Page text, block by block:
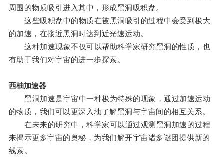
周围的物质吸引进入其中，形成黑洞吸积盘。
这些吸积盘中的物质在被黑洞吸引的过程中会受到极大
的加速，在接近黑洞时达到近光速运动。
这种加速现象不仅可以帮助科学家研究黑洞的性质，也
有助于我们对宇宙的进一步探索。
西柚加速器
黑洞加速是宇宙中一种极为特殊的现象，通过加速运动
的物质，我们可以更深入地了解黑洞与宇宙间的相互关系。
在未来的研究中，科学家可以通过观测黑洞加速的过程
来揭示更多宇宙的奥秘，为我们解开宇宙诸多谜团提供新的
线索。